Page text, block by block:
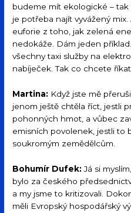
budeme mít ekologické –
je potřeba najít vyvážený
euforie z toho, jak zelená
nedokáže. Dám jeden
všechny taxi služby na
nabíječek. Tak co chcete
Martina: Když jste mě
jenom ještě chtěla říct, jestli
pohonných hmot, a vůbec
emisních povolenek, jestli to
soukromým zemědělcům.
Bohumír Dufek:Já si
bylo za českého
a my jsme to kritizovali.
měli Evropský hospodářský